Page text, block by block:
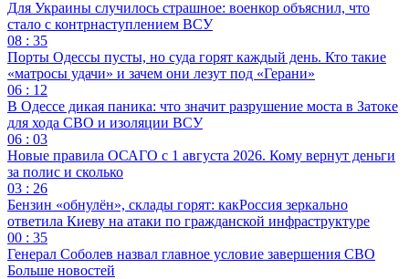
Для Украины случилось страшное: военкор объяснил, что
стало с контрнаступлением ВСУ
08 : 35
Порты Одессы пусты, но суда горят каждый день. Кто такие
«матросы удачи» и зачем они лезут под «Герани»
06 : 12
В Одессе дикая паника: что значит разрушение моста в Затоке
для хода СВО и изоляции ВСУ
06 : 03
Новые правила ОСАГО с 1 августа 2026. Кому вернут деньги
за полис и сколько
03 : 26
Бензин «обнулён», склады горят: какРоссия зеркально
ответила Киеву на атаки по гражданской инфраструктуре
00 : 35
Генерал Соболев назвал главное условие завершения СВО
Больше новостей